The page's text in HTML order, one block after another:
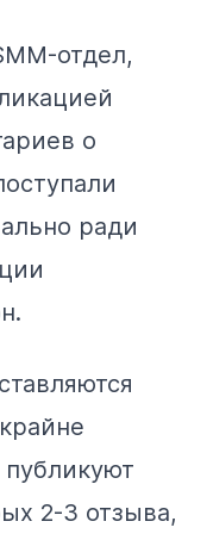
отдел,
о
ради
публикуют
2-3 отзыва,